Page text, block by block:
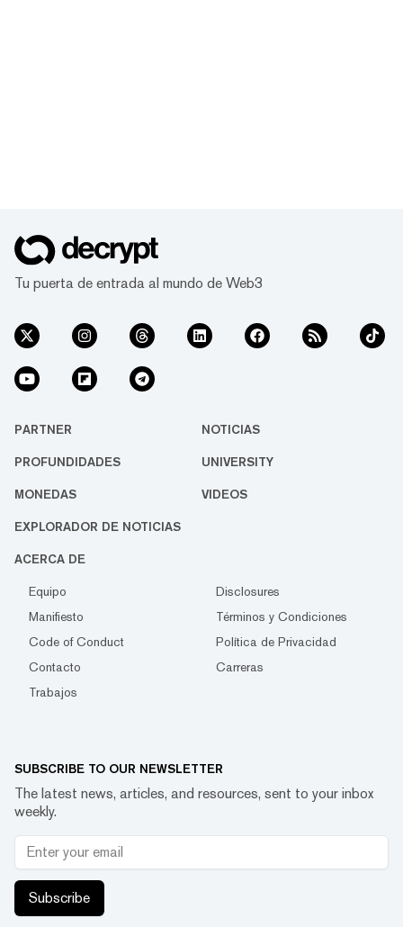
Tu puerta de entrada al mundo de Web3
PARTNER NOTICIAS
PROFUNDIDADES UNIVERSITY
MONEDAS VIDEOS
EXPLORADOR DE NOTICIAS
ACERCA DE
Equipo
Disclosures
Manifiesto
Términos y Condiciones
Code of Conduct
Política de Privacidad
Contacto
Carreras
Trabajos
SUBSCRIBE TO OUR NEWSLETTER
The latest news, articles, and resources, sent to your inbox
weekly.
Subscribe